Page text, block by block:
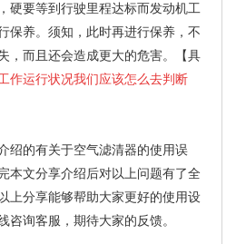
硬要等到行驶里程达标而发动机工
保养。须知，此时再进行保养，不
，而且还会造成更大的危害。【具
作运行状况我们应该怎么去判断
绍的有关于空气滤清器的使用误
本文分享介绍后对以上问题有了全
上分享能够帮助大家更好的使用设
咨询客服，期待大家的反馈。